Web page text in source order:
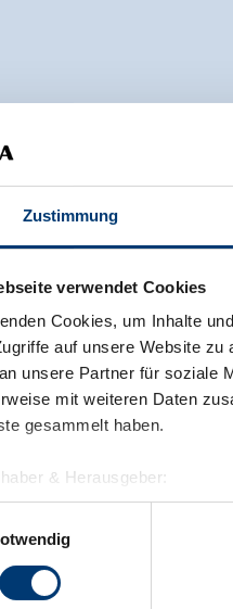
Zustimmung
verwendet Cookies
Cookies, um Inhalte
auf unsere Website
unsere Partner für soziale
mit weiteren Daten
gesammelt haben.
& Herausgeber:
Zillertal GmbH &
A-6280 Zell am Ziller